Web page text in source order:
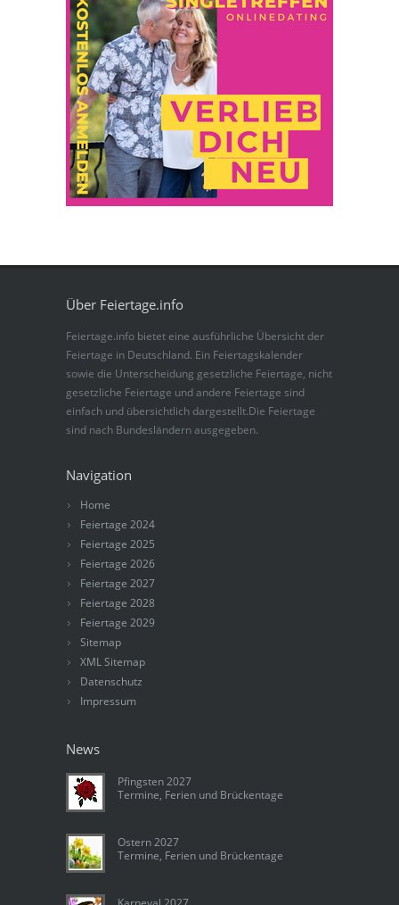
Über Feiertage.info
Feiertage.info bietet eine ausführliche Übersicht der
Feiertage in Deutschland. Ein Feiertagskalender
sowie die Unterscheidung gesetzliche Feiertage, nicht
gesetzliche Feiertage und andere Feiertage sind
einfach und übersichtlich dargestellt.Die Feiertage
sind nach Bundesländern ausgegeben.
Navigation
Home
Feiertage 2024
Feiertage 2025
Feiertage 2026
Feiertage 2027
Feiertage 2028
Feiertage 2029
Sitemap
XML Sitemap
Datenschutz
Impressum
News
Pfingsten 2027
Termine, Ferien und Brückentage
Ostern 2027
Termine, Ferien und Brückentage